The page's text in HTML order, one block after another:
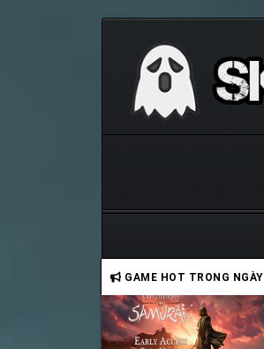
GAME HOT TRONG NGÀY